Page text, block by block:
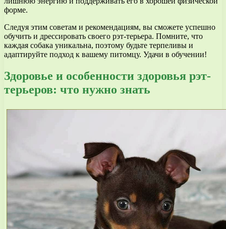
форме.
Следуя этим советам и рекомендациям, вы сможете успешно
обучить и дрессировать своего рэт-терьера. Помните, что
каждая собака уникальна, поэтому будьте терпеливы и
адаптируйте подход к вашему питомцу. Удачи в обучении!
Здоровье и особенности здоровья рэт-
терьеров: что нужно знать